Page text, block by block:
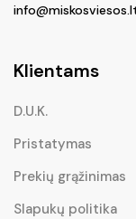
Klientams
D.U.K.
Pristatymas
Prekių grąžinimas
Slapukų politika